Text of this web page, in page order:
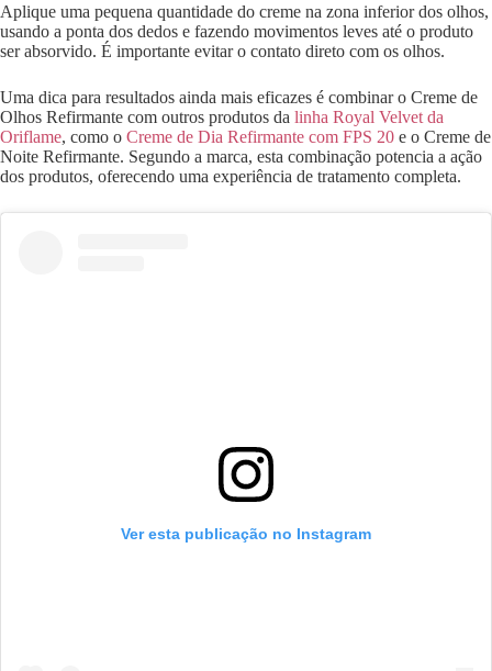
Aplique uma pequena quantidade do creme na zona inferior dos olhos,
usando a ponta dos dedos e fazendo movimentos leves até o produto
ser absorvido. É importante evitar o contato direto com os olhos.
Uma dica para resultados ainda mais eficazes é combinar o Creme de
Olhos Refirmante com outros produtos da linha Royal Velvet da
Oriflame, como o Creme de Dia Refirmante com FPS 20 e o Creme de
Noite Refirmante. Segundo a marca, esta combinação potencia a ação
dos produtos, oferecendo uma experiência de tratamento completa.
Ver esta publicação no Instagram